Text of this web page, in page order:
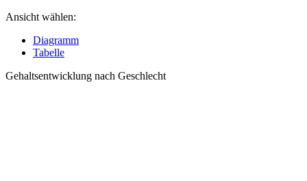
Ansicht wählen:
Diagramm
Tabelle
Gehaltsentwicklung nach Geschlecht